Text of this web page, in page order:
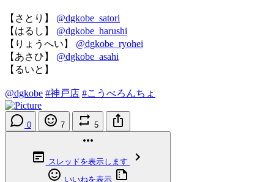
【さとり】 @dgkobe_satori
【はるし】 @dgkobe_harushi
【りょうへい】 @dgkobe_ryohei
【あさひ】 @dgkobe_asahi
【るいと】
@dgkobe #神戸店 #こうべろんちょ
0 7 5
スレッドを表示します
いいねを表示